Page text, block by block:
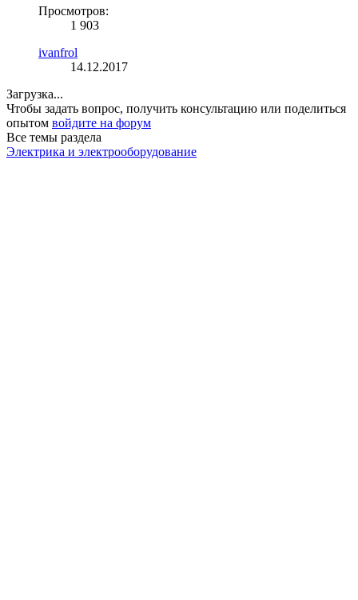
Просмотров:
1 903
ivanfrol
14.12.2017
Загрузка...
Чтобы задать вопрос, получить консультацию или поделиться
опытом войдите на форум
Все темы раздела
Электрика и электрооборудование